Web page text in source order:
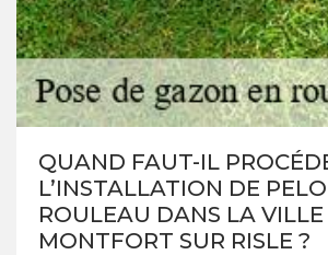
QUAND FAUT-IL
L’INSTALLATION DE
ROULEAU DANS LA VILLE
MONTFORT SUR RISLE ?